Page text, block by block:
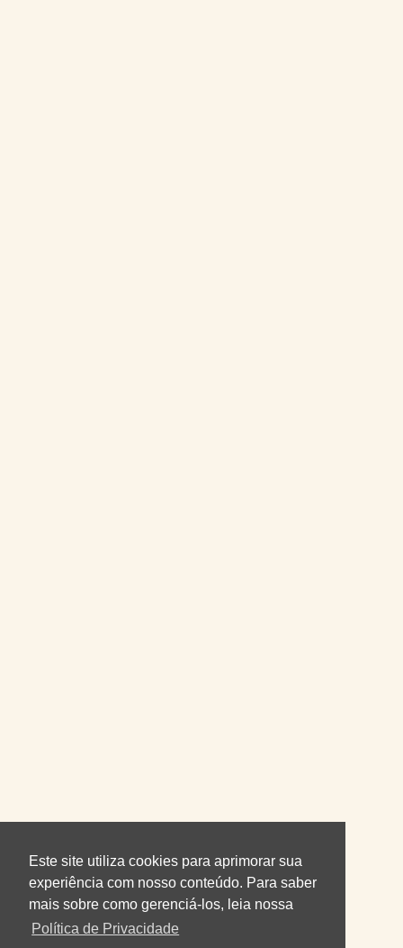
Este site utiliza cookies para aprimorar sua
experiência com nosso conteúdo. Para saber
mais sobre como gerenciá-los, leia nossa
Política de Privacidade